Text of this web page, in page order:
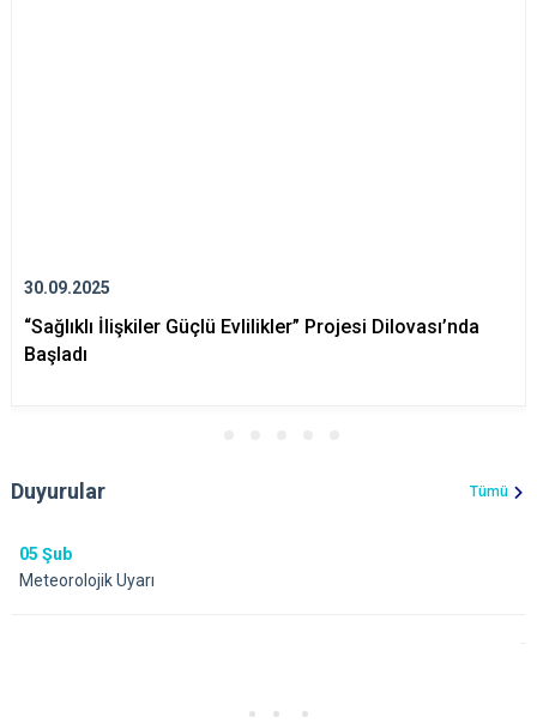
30.09.2025
“Sağlıklı İlişkiler Güçlü Evlilikler” Projesi Dilovası’nda
Başladı
Duyurular Tümü
05 Şub
Meteorolojik Uyarı